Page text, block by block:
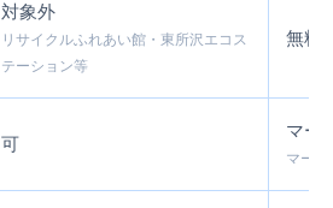
対象外
リサイクルふれあい館・東所沢エコス
テーション等
無料
可
マー
マー